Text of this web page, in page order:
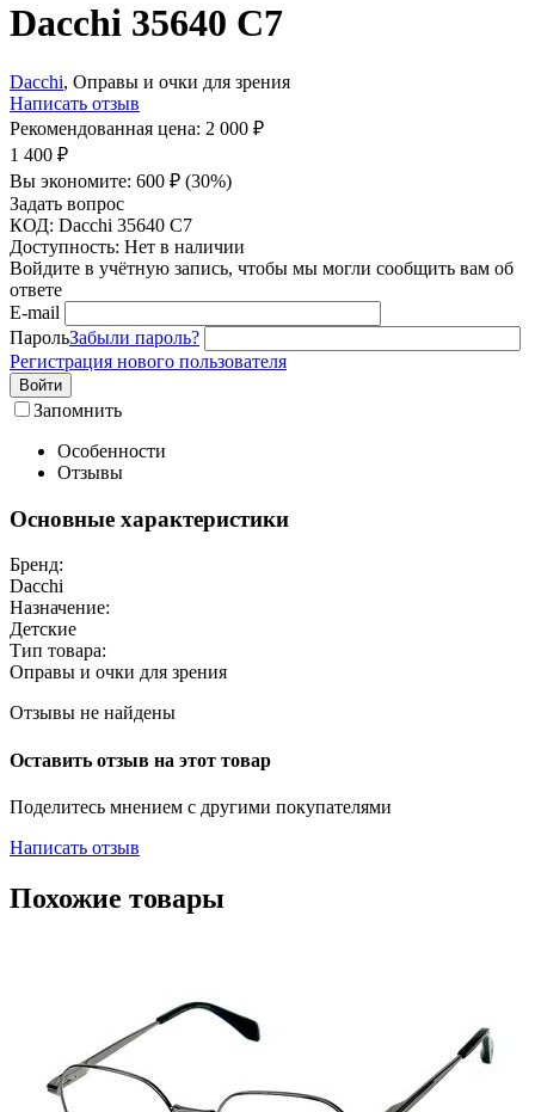
Dacchi 35640 C7
Dacchi, Оправы и очки для зрения
Написать отзыв
Рекомендованная цена: 2 000 ₽
1 400 ₽
Вы экономите: 600 ₽ (30%)
Задать вопрос
КОД: Dacchi 35640 C7
Доступность: Нет в наличии
Войдите в учётную запись, чтобы мы могли сообщить вам об
ответе
E-mail
ПарольЗабыли пароль?
Регистрация нового пользователя
Войти
Запомнить
Особенности
Отзывы
Основные характеристики
Бренд:
Dacchi
Назначение:
Детские
Тип товара:
Оправы и очки для зрения
Отзывы не найдены
Оставить отзыв на этот товар
Поделитесь мнением с другими покупателями
Написать отзыв
Похожие товары